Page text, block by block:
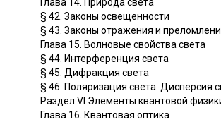
§ 42. Законы освещенности
§ 43. Законы отражения и
Глава 15. Волновые свойства света
§ 44. Интерференция света
§ 45. Дифракция света
§ 46. Поляризация света. Дисперсия
Раздел VI Элементы квантовой
Глава 16. Квантовая оптика